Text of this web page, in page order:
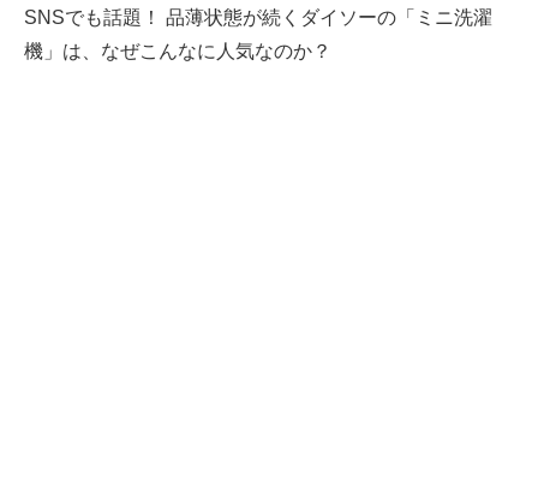
SNSでも話題！ 品薄状態が続くダイソーの「ミニ洗濯
機」は、なぜこんなに人気なのか？